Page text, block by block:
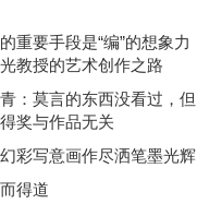
重要手段是“编”的想象力
教授的艺术创作之路
：莫言的东西没看过，但
奖与作品无关
彩写意画作尽洒笔墨光辉
得道